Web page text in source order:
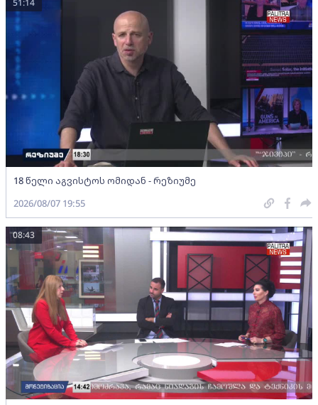
18 წელი აგვისტოს ომიდან - რეზიუმე
51:14
2026/08/07 19:55
08:43